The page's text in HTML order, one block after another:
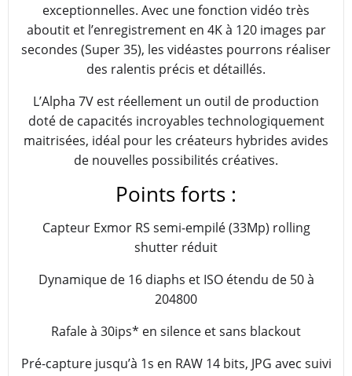
exceptionnelles. Avec une fonction vidéo très
aboutit et l’enregistrement en 4K à 120 images par
secondes (Super 35), les vidéastes pourrons réaliser
des ralentis précis et détaillés.
L’Alpha 7V est réellement un outil de production
doté de capacités incroyables technologiquement
maitrisées, idéal pour les créateurs hybrides avides
de nouvelles possibilités créatives.
Points forts :
Capteur Exmor RS semi-empilé (33Mp) rolling
shutter réduit
Dynamique de 16 diaphs et ISO étendu de 50 à
204800
Rafale à 30ips* en silence et sans blackout
Pré-capture jusqu’à 1s en RAW 14 bits, JPG avec suivi